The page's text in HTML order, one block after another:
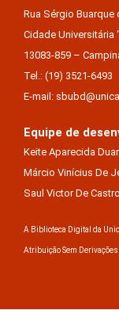
Rua Sérgio Buarque
Cidade Universitária
13083-859 –
Tel.: (19) 3521-6493
E-mail:
Equipe de
Keite Aparecida
Márcio Vinícius De
Saul Victor De
A Biblioteca Digital da
Atribuição Sem